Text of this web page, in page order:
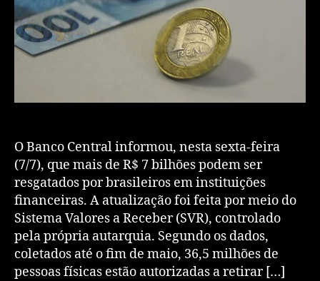
O Banco Central informou, nesta sexta-feira
(7/7), que mais de R$ 7 bilhões podem ser
resgatados por brasileiros em instituições
financeiras. A atualização foi feita por meio do
Sistema Valores a Receber (SVR), controlado
pela própria autarquia. Segundo os dados,
coletados até o fim de maio, 36,5 milhões de
pessoas físicas estão autorizadas a retirar […]